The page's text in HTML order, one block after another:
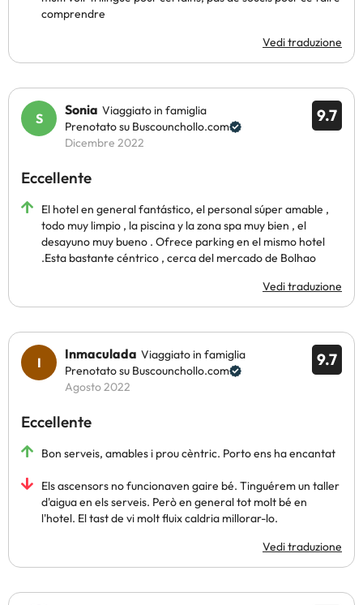
comprendre
Vedi traduzione
9.7
Sonia Viaggiato in famiglia
Prenotato su Buscounchollo.com
Dicembre 2022
Eccellente
El hotel en general fantástico, el personal súper amable ,
todo muy limpio , la piscina y la zona spa muy bien , el
desayuno muy bueno . Ofrece parking en el mismo hotel
.Esta bastante céntrico , cerca del mercado de Bolhao
Vedi traduzione
9.7
Inmaculada Viaggiato in famiglia
Prenotato su Buscounchollo.com
Agosto 2022
Eccellente
Bon serveis, amables i prou cèntric. Porto ens ha encantat
Els ascensors no funcionaven gaire bé. Tinguérem un taller
d'aigua en els serveis. Però en general tot molt bé en
l'hotel. El tast de vi molt fluix caldria millorar-lo.
Vedi traduzione